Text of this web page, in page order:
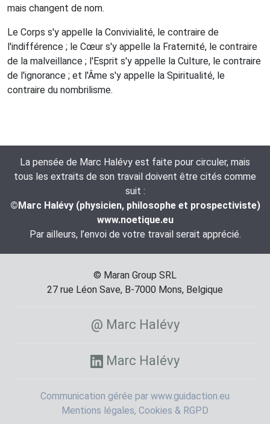
mais changent de nom.
Le Corps s'y appelle la Convivialité, le contraire de
l'indifférence ; le Cœur s'y appelle la Fraternité, le contraire
de la malveillance ; l'Esprit s'y appelle la Culture, le contraire
de l'ignorance ; et l'Âme s'y appelle la Spiritualité, le
contraire du nombrilisme.
La pensée de Marc Halévy est faite pour circuler, mais
tous les extraits de son travail doivent être cités comme
suit :
©Marc Halévy (physicien, philosophe et prospectiviste)
www.noetique.eu
Par ailleurs, l’envoi de votre travail serait apprécié.
© Maran Group SRL
27 rue Léon Save, B-7000 Mons, Belgique
@ Marc Halévy
Marc Halévy
Communication gérée par www.guidaction.eu
Mentions légales, Cookies & RGPD